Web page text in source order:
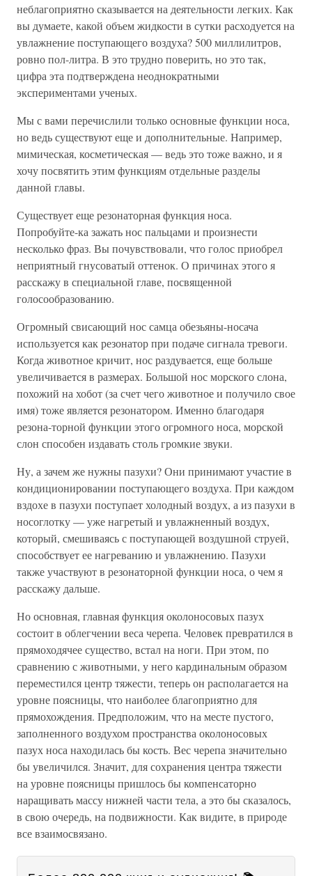
неблагоприятно сказывается на деятельности легких. Как
вы думаете, какой объем жидкости в сутки расходуется на
увлажнение поступающего воздуха? 500 миллилитров,
ровно пол-литра. В это трудно поверить, но это так,
цифра эта подтверждена неоднократными
экспериментами ученых.
Мы с вами перечислили только основные функции носа,
но ведь существуют еще и дополнительные. Например,
мимическая, косметическая — ведь это тоже важно, и я
хочу посвятить этим функциям отдельные разделы
данной главы.
Существует еще резонаторная функция носа.
Попробуйте-ка зажать нос пальцами и произнести
несколько фраз. Вы почувствовали, что голос приобрел
неприятный гнусоватый оттенок. О причинах этого я
расскажу в специальной главе, посвященной
голосообразованию.
Огромный свисающий нос самца обезьяны-носача
используется как резонатор при подаче сигнала тревоги.
Когда животное кричит, нос раздувается, еще больше
увеличивается в размерах. Большой нос морского слона,
похожий на хобот (за счет чего животное и получило свое
имя) тоже является резонатором. Именно благодаря
резона-торной функции этого огромного носа, морской
слон способен издавать столь громкие звуки.
Ну, а зачем же нужны пазухи? Они принимают участие в
кондиционировании поступающего воздуха. При каждом
вздохе в пазухи поступает холодный воздух, а из пазухи в
носоглотку — уже нагретый и увлажненный воздух,
который, смешиваясь с поступающей воздушной струей,
способствует ее нагреванию и увлажнению. Пазухи
также участвуют в резонаторной функции носа, о чем я
расскажу дальше.
Но основная, главная функция околоносовых пазух
состоит в облегчении веса черепа. Человек превратился в
прямоходячее существо, встал на ноги. При этом, по
сравнению с животными, у него кардинальным образом
переместился центр тяжести, теперь он располагается на
уровне поясницы, что наиболее благоприятно для
прямохождения. Предположим, что на месте пустого,
заполненного воздухом пространства околоносовых
пазух носа находилась бы кость. Вес черепа значительно
бы увеличился. Значит, для сохранения центра тяжести
на уровне поясницы пришлось бы компенсаторно
наращивать массу нижней части тела, а это бы сказалось,
в свою очередь, на подвижности. Как видите, в природе
все взаимосвязано.